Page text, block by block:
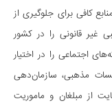
کافی برای جلوگیری از
غیر قانونی را در کشور
اجتماعی را در اختیار
مذهبی، سازمان‌دهی
از مبلغان و ماموریت